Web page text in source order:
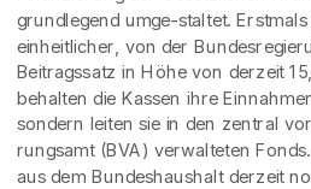
grundlegend umge-staltet. Erstmals
einheitlicher, von der
Beitragssatz in Höhe von derzeit
behalten die Kassen ihre
sondern leiten sie in den zentral
rungsamt (BVA) verwalteten
aus dem Bundeshaushalt derzeit